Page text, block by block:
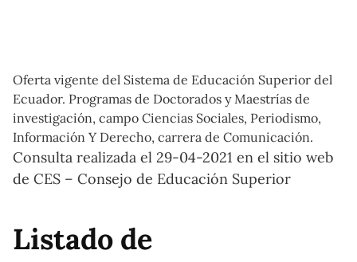
Oferta vigente del Sistema de Educación Superior del
Ecuador. Programas de Doctorados y Maestrías de
investigación, campo Ciencias Sociales, Periodismo,
Información Y Derecho, carrera de Comunicación.
Consulta realizada el 29-04-2021 en el sitio web
de CES – Consejo de Educación Superior
Listado de